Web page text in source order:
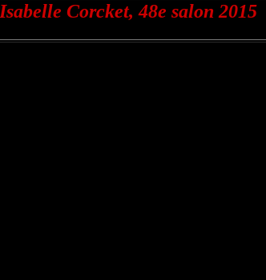
Isabelle Corcket, 48e salon 2015